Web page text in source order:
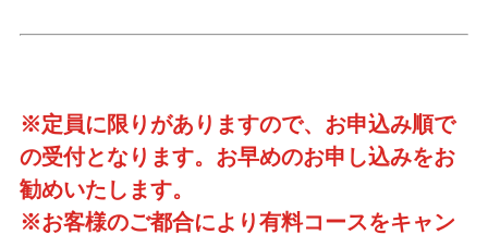
※定員に限りがありますので、お申込み順で
の受付となります。お早めのお申し込みをお
勧めいたします。
※お客様のご都合により有料コースをキャン